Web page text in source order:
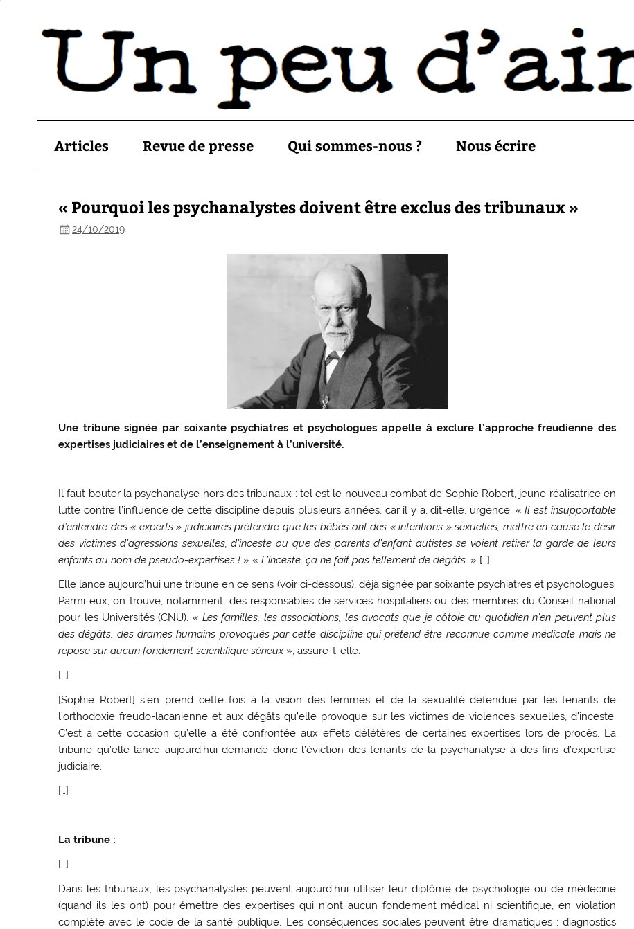
Articles Revue de presse Qui sommes-nous ? Nous écrire
« Pourquoi les psychanalystes doivent être exclus des tribunaux »
24/10/2019
Une tribune signée par soixante psychiatres et psychologues appelle à exclure l’approche freudienne des
expertises judiciaires et de l’enseignement à l’université.
Il faut bouter la psychanalyse hors des tribunaux : tel est le nouveau combat de Sophie Robert, jeune réalisatrice en
lutte contre l’influence de cette discipline depuis plusieurs années, car il y a, dit-elle, urgence. «Il est insupportable
d’entendre des « experts » judiciaires prétendre que les bébés ont des « intentions » sexuelles, mettre en cause le désir
des victimes d’agressions sexuelles, d’inceste ou que des parents d’enfant autistes se voient retirer la garde de leurs
enfants au nom de pseudo-expertises ! » «L’inceste, ça ne fait pas tellement de dégâts. » […]
Elle lance aujourd’hui une tribune en ce sens (voir ci-dessous), déjà signée par soixante psychiatres et psychologues.
Parmi eux, on trouve, notamment, des responsables de services hospitaliers ou des membres du Conseil national
pour les Universités (CNU). «Les familles, les associations, les avocats que je côtoie au quotidien n’en peuvent plus
des dégâts, des drames humains provoqués par cette discipline qui prétend être reconnue comme médicale mais ne
repose sur aucun fondement scientifique sérieux», assure-t-elle.
[…]
[Sophie Robert] s’en prend cette fois à la vision des femmes et de la sexualité défendue par les tenants de
l’orthodoxie freudo-lacanienne et aux dégâts qu’elle provoque sur les victimes de violences sexuelles, d’inceste.
C’est à cette occasion qu’elle a été confrontée aux effets délétères de certaines expertises lors de procès. La
tribune qu’elle lance aujourd’hui demande donc l’éviction des tenants de la psychanalyse à des fins d’expertise
judiciaire.
[…]
La tribune :
[…]
Dans les tribunaux, les psychanalystes peuvent aujourd’hui utiliser leur diplôme de psychologie ou de médecine
(quand ils les ont) pour émettre des expertises qui n’ont aucun fondement médical ni scientifique, en violation
complète avec le code de la santé publique. Les conséquences sociales peuvent être dramatiques : diagnostics